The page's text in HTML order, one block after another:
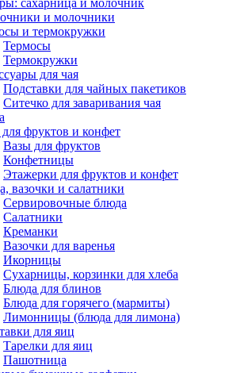
сахарница и молочник
и молочники
и термокружки
Термосы
Термокружки
для чая
Подставки для чайных пакетиков
Ситечко для заваривания чая
фруктов и конфет
Вазы для фруктов
Конфетницы
Этажерки для фруктов и конфет
вазочки и салатники
Сервировочные блюда
Салатники
Креманки
Вазочки для варенья
Икорницы
Сухарницы, корзинки для хлеба
Блюда для блинов
Блюда для горячего (мармиты)
Лимонницы (блюда для лимона)
для яиц
Тарелки для яиц
Пашотница